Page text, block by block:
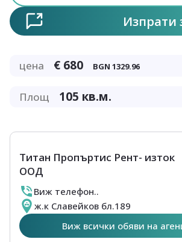
Изпрати
цена € 680 BGN 1329.96
Площ 105 кв.м.
Титан Пропъртис Рент- изток
ООД
Виж телефон..
ж.к Славейков бл.189
Виж всички обяви на